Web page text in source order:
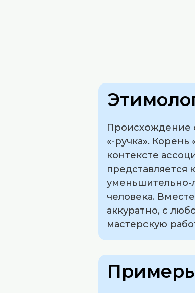
Происхождение
«-ручка».
контексте
представляется
уменьшительно-
человека.
аккуратно, с
мастерскую